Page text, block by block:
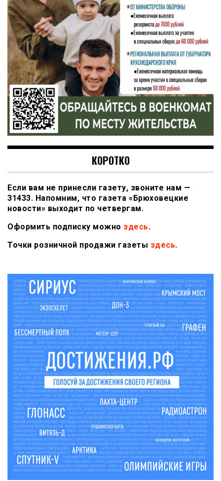
КОРОТКО
Если вам не принесли газету, звоните нам —
31433. Напомним, что газета «Брюховецкие
новости» выходит по четвергам.
Оформить подписку можно здесь.
Точки розничной продажи газеты здесь.